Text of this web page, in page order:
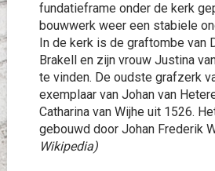
fundatieframe onder de kerk
bouwwerk weer een stabiele
In de kerk is de graftombe van
Brakell en zijn vrouw Justina
te vinden. De oudste grafzerk
exemplaar van Johan van
Catharina van Wijhe uit 1526.
gebouwd door Johan Frederik
Wikipedia)